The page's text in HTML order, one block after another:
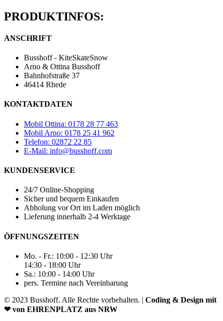
PRODUKTINFOS:
ANSCHRIFT
Busshoff - KiteSkateSnow
Arno & Ottina Busshoff
Bahnhofstraße 37
46414 Rhede
KONTAKTDATEN
Mobil Ottina: 0178 28 77 463
Mobil Arno: 0178 25 41 962
Telefon: 02872 22 85
E-Mail: info@busshoff.com
KUNDENSERVICE
24/7 Online-Shopping
Sicher und bequem Einkaufen
Abholung vor Ort im Laden möglich
Lieferung innerhalb 2-4 Werktage
ÖFFNUNGSZEITEN
Mo. - Fr.: 10:00 - 12:30 Uhr
14:30 - 18:00 Uhr
Sa.: 10:00 - 14:00 Uhr
pers. Termine nach Vereinbarung
© 2023 Busshoff. Alle Rechte vorbehalten. | Coding & Design mit
❤ von EHRENPLATZ aus NRW